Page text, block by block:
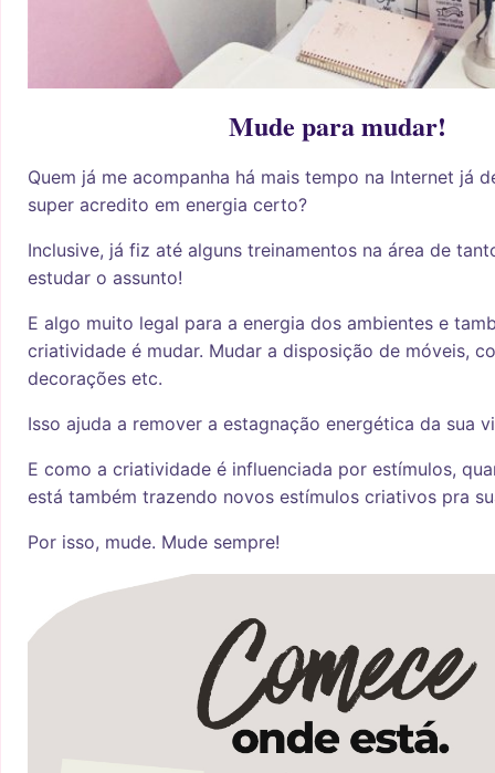
Mude para mudar!
Quem já me acompanha há mais tempo na Internet já
super acredito em energia certo?
Inclusive, já fiz até alguns treinamentos na área de
estudar o assunto!
E algo muito legal para a energia dos ambientes e
criatividade é mudar. Mudar a disposição de móveis,
decorações etc.
Isso ajuda a remover a estagnação energética da sua
E como a criatividade é influenciada por estímulos,
está também trazendo novos estímulos criativos pra
Por isso, mude. Mude sempre!